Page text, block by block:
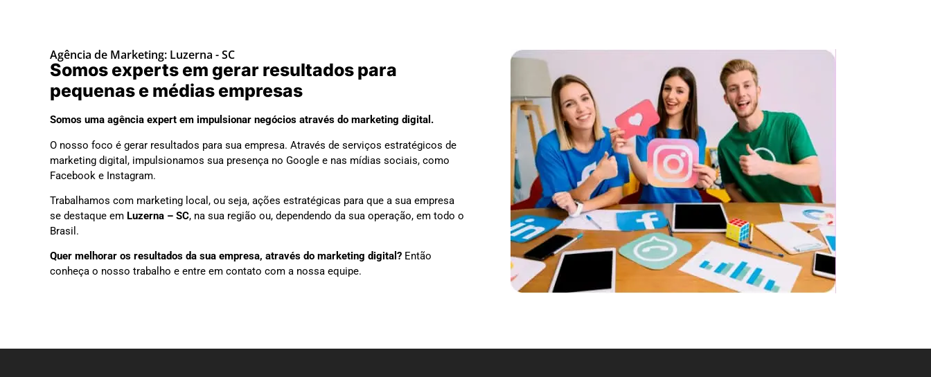
Agência de Marketing: Luzerna - SC
Somos experts em gerar resultados para
pequenas e médias empresas
Somos uma agência expert em impulsionar negócios através do marketing digital.
O nosso foco é gerar resultados para sua empresa. Através de serviços estratégicos de
marketing digital, impulsionamos sua presença no Google e nas mídias sociais, como
Facebook e Instagram.
Trabalhamos com marketing local, ou seja, ações estratégicas para que a sua empresa
se destaque em Luzerna – SC, na sua região ou, dependendo da sua operação, em todo o
Brasil.
Quer melhorar os resultados da sua empresa, através do marketing digital? Então
conheça o nosso trabalho e entre em contato com a nossa equipe.